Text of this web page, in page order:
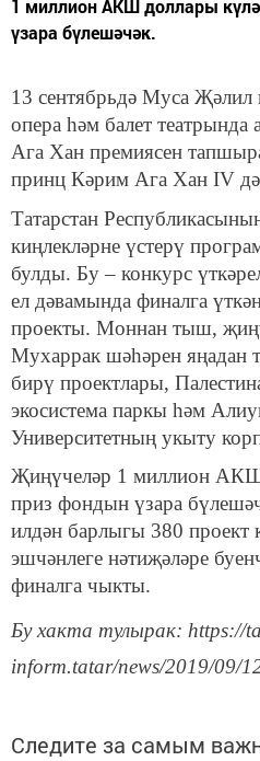
1 миллион АКШ доллары
үзара бүлешәчәк.
13 сентябрьдә Муса Җәлил
опера һәм балет театрында
Ага Хан премиясен
принц Кәрим Ага Хан IV дә
Татарстан
киңлекләрне үстерү
булды. Бу – конкурс
ел дәвамында финалга
проекты. Моннан тыш,
Мухаррак шәһәрен яңадан
бирү проектлары,
экосистема паркы һәм
Университетның укыту
Җиңүчеләр 1 миллион АКШ
приз фондын үзара
илдән барлыгы 380
эшчәнлеге нәтиҗәләре
финалга чыкты.
Бу хакта тулырак: https://
inform.tatar/news/2019/09/
Следите за самым